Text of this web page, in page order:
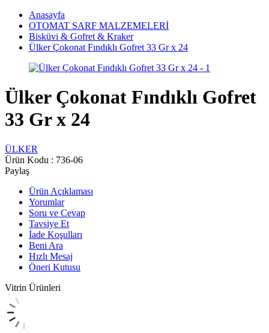
Anasayfa
OTOMAT SARF MALZEMELERİ
Bisküvi & Gofret & Kraker
Ülker Çokonat Fındıklı Gofret 33 Gr x 24
Ülker Çokonat Fındıklı Gofret
33 Gr x 24
ÜLKER
Ürün Kodu : 736-06
Paylaş
Ürün Açıklaması
Yorumlar
Soru ve Cevap
Tavsiye Et
İade Koşulları
Beni Ara
Hızlı Mesaj
Öneri Kutusu
Vitrin Ürünleri